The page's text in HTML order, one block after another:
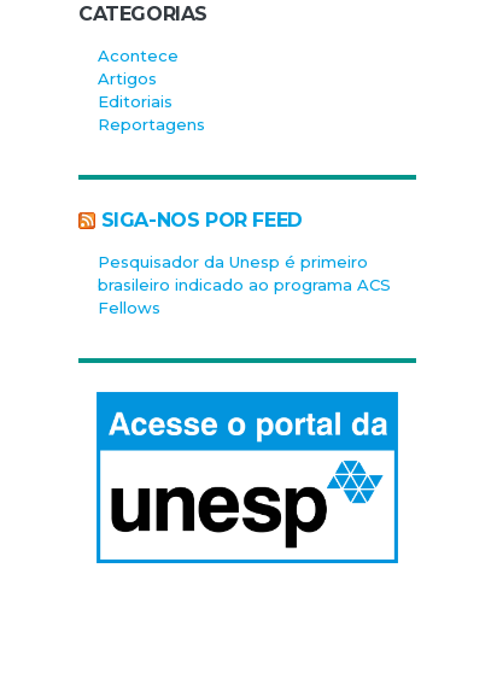
CATEGORIAS
Acontece
Artigos
Editoriais
Reportagens
SIGA-NOS POR FEED
Pesquisador da Unesp é primeiro
brasileiro indicado ao programa ACS
Fellows